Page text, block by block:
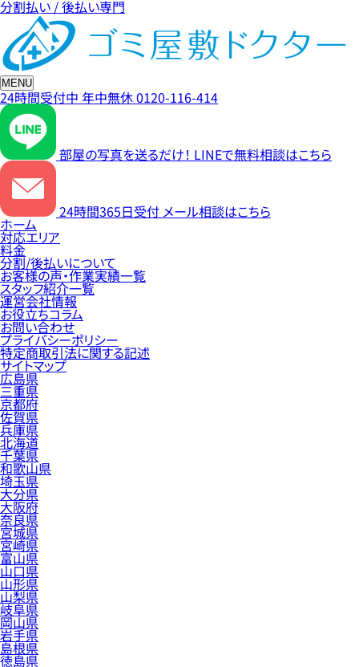
分割払い / 後払い専門
MENU
24時間受付中 年中無休0120-116-414
部屋の写真を送るだけ！ LINEで無料相談はこちら
24時間365日受付 メール相談はこちら
ホーム
対応エリア
料金
分割/後払いについて
お客様の声・作業実績一覧
スタッフ紹介一覧
運営会社情報
お役立ちコラム
お問い合わせ
プライバシーポリシー
特定商取引法に関する記述
サイトマップ
広島県
三重県
京都府
佐賀県
兵庫県
北海道
千葉県
和歌山県
埼玉県
大分県
大阪府
奈良県
宮城県
宮崎県
富山県
山口県
山形県
山梨県
岐阜県
岡山県
岩手県
島根県
徳島県